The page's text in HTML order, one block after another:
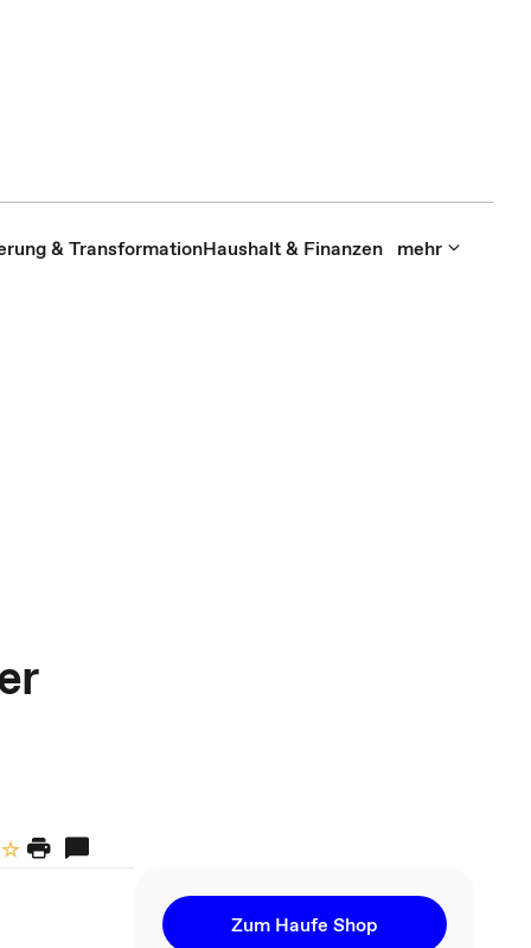
& TransformationHaushalt & Finanzen mehr
Zum Haufe Shop